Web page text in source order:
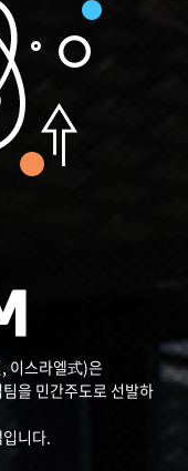
이스라엘式)은
을 민간주도로 선발하
니다.